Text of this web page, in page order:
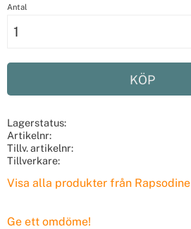
Antal
KÖP
Lagerstatus
Artikelnr
Tillv. artikelnr
Tillverkare
Visa alla produkter från Rapsodine
Ge ett omdöme!